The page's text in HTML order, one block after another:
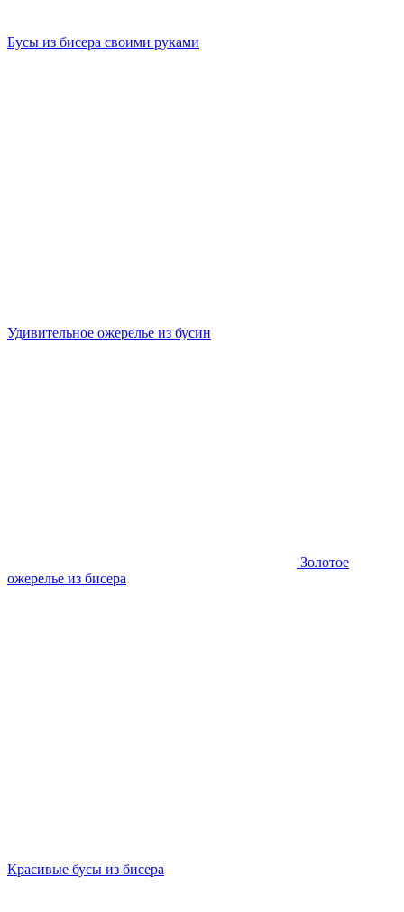
Бусы из бисера своими руками
Удивительное ожерелье из бусин
Золотое
ожерелье из бисера
Красивые бусы из бисера